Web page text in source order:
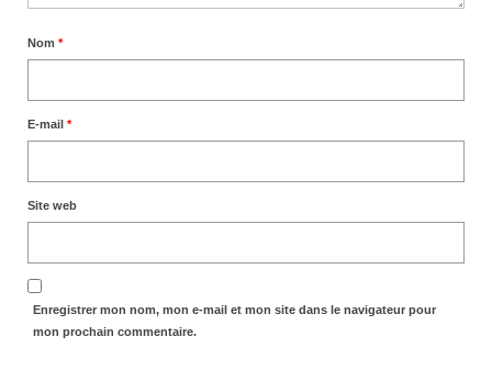
Nom *
E-mail *
Site web
Enregistrer mon nom, mon e-mail et mon site dans le navigateur pour
mon prochain commentaire.